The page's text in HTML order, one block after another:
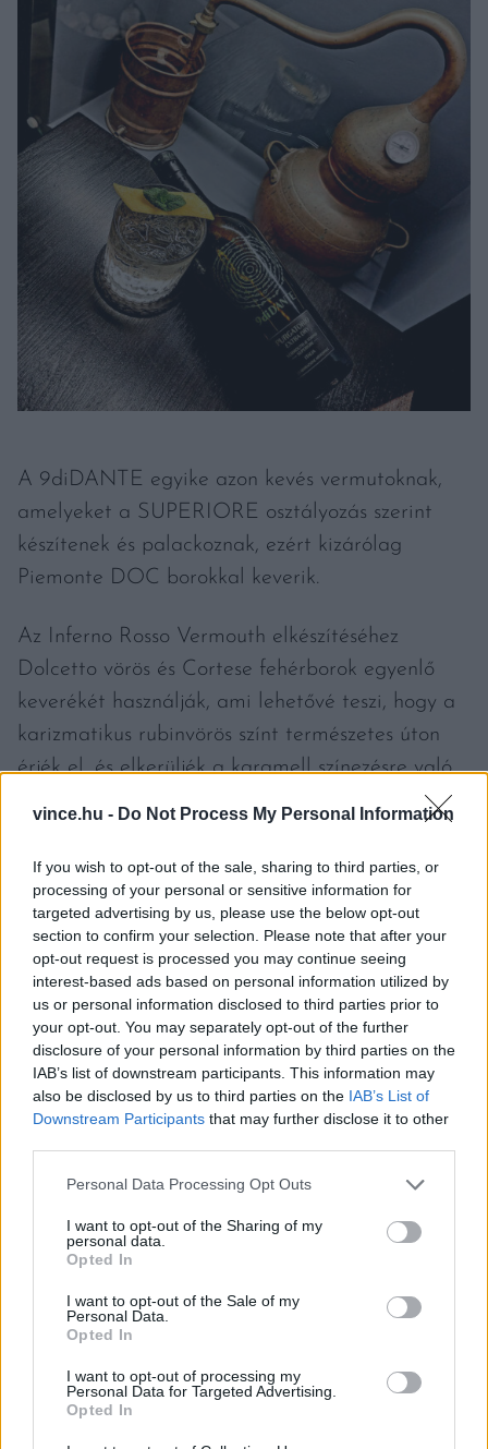
vince.hu - Do Not Process My Personal Information
If you wish to opt-out of the sale, sharing to third parties, or
processing of your personal or sensitive information for
targeted advertising by us, please use the below opt-out
section to confirm your selection. Please note that after your
opt-out request is processed you may continue seeing
interest-based ads based on personal information utilized by
us or personal information disclosed to third parties prior to
your opt-out. You may separately opt-out of the further
disclosure of your personal information by third parties on the
IAB’s list of downstream participants. This information may
also be disclosed by us to third parties on the IAB’s List of
Downstream Participants that may further disclose it to other
Please note that this website/app uses one or more Google
not limited to your visit or usage behaviour. You may click to
grant or deny consent to Google and its third-party tags to
use your data for below specified purposes in below Google
consent section.
Personal Data Processing Opt Outs
I want to opt-out of the Sharing of my
personal data.
Opted In
I want to opt-out of the Sale of my
Personal Data.
Opted In
I want to opt-out of processing my
Personal Data for Targeted Advertising.
Opted In
A 9diDANTE egyike azon kevés vermutoknak,
amelyeket a SUPERIORE osztályozás szerint
készítenek és palackoznak, ezért kizárólag
Piemonte DOC borokkal keverik.
Az Inferno Rosso Vermouth elkészítéséhez
Dolcetto vörös és Cortese fehérborok egyenlő
keverékét használják, ami lehetővé teszi, hogy a
karizmatikus rubinvörös színt természetes úton
érjék el, és elkerüljék a karamell színezésre való
Az Americano alacsony alkoholtartalmú és
könnyen iható koktél, keserédes, pezsgő ízével
érthető, hogy a grófok és az ügynökök miért
rajongtak a klasszikus italért.
Idén áprilisban a 9diDANTE támogatásával
megszervezésre kerül Budapest első Americano
koktélt népszerűsítő eseményét, a Make
Americano Great Again-t.
Az eseményen Budapest neves bárjai vesznek
készült Americano koktélt, valamint kettő általuk
megálmodott új twist-et.
HOGY KÓSTOLHATJUK AZ